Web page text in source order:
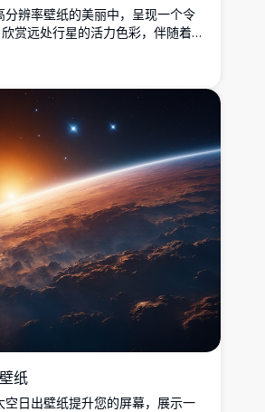
辨率壁纸的美丽中，呈现一个令
赏远处行星的活力色彩，伴随着发
纸
日出壁纸提升您的屏幕，展示一